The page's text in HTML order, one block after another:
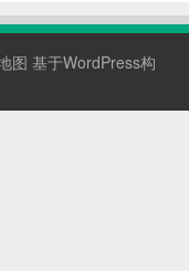
li...
图 基于WordPress构